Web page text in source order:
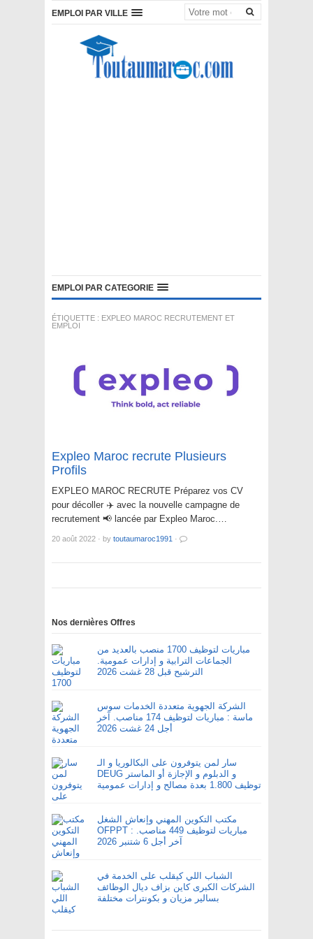
EMPLOI PAR VILLE
EMPLOI PAR CATEGORIE
ÉTIQUETTE : EXPLEO MAROC RECRUTEMENT ET
EMPLOI
Expleo Maroc recrute Plusieurs
Profils
EXPLEO MAROC RECRUTE Préparez vos CV
pour décoller ✈️ avec la nouvelle campagne de
recrutement 📢 lancée par Expleo Maroc.…
20 août 2022 · by toutaumaroc1991 ·
Nos dernières Offres
مباريات لتوظيف 1700 منصب بالعديد من
الجماعات الترابية و إدارات عمومية.
الترشيح قبل 28 غشت 2026
الشركة الجهوية متعددة الخدمات سوس
ماسة : مباريات لتوظيف 174 مناصب. آخر
أجل 24 غشت 2026
سار لمن يتوفرون على البكالوريا و الـ
DEUG و الدبلوم و الإجازة أو الماستر
توظيف 1.800 بعدة مصالح و إدارات عمومية
مكتب التكوين المهني وإنعاش الشغل
OFPPT : مباريات لتوظيف 449 مناصب.
آخر أجل 6 شتنبر 2026
الشباب اللي كيقلب على الخدمة في
الشركات الكبرى كاين بزاف ديال الوظائف
بسالير مزيان و بكونترات مختلفة